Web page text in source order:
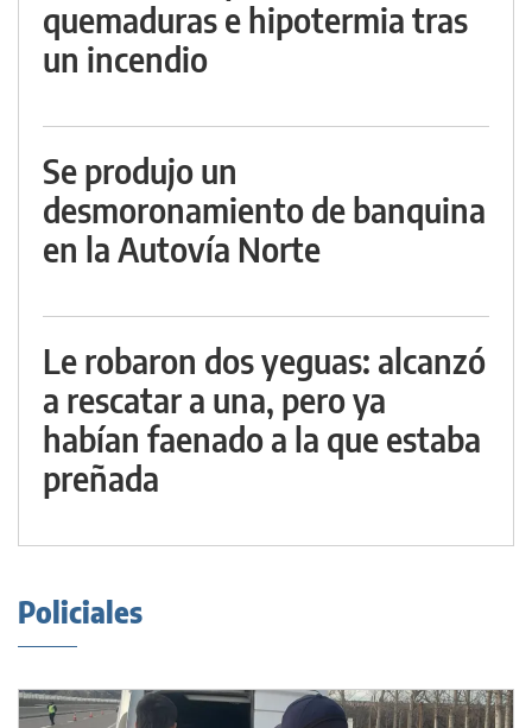
quemaduras e hipotermia tras
un incendio
Se produjo un
desmoronamiento de banquina
en la Autovía Norte
Le robaron dos yeguas: alcanzó
a rescatar a una, pero ya
habían faenado a la que estaba
preñada
Policiales